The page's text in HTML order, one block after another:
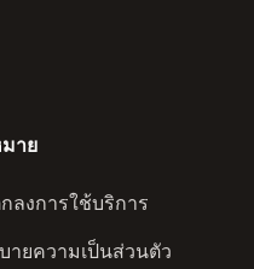
าย
ลงการใช้บริการ
ายความเป็นส่วนตัว